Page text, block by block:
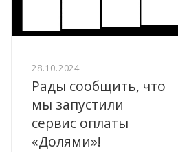
28.10.2024
Рады сообщить, что
мы запустили
сервис оплаты
«Долями»!